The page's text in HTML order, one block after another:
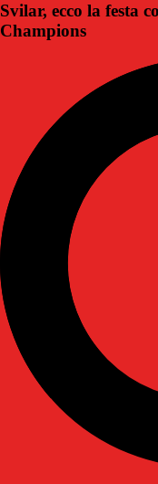
Svilar, ecco la festa
Champions